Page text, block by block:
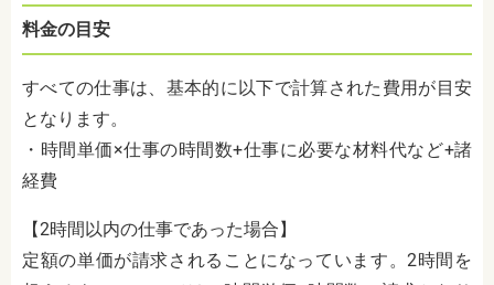
料金の目安
すべての仕事は、基本的に以下で計算された費用が目安
となります。
・時間単価×仕事の時間数+仕事に必要な材料代など+諸
経費
【2時間以内の仕事であった場合】
定額の単価が請求されることになっています。2時間を